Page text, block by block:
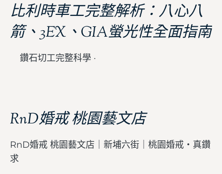
比利時車工完整解析：八心八
箭、3EX、GIA螢光性全面指南
鑽石切工完整科學 ·
RnD婚戒 桃園藝文店
RnD婚戒 桃園藝文店｜新埔六街｜桃園婚戒・真鑽
求